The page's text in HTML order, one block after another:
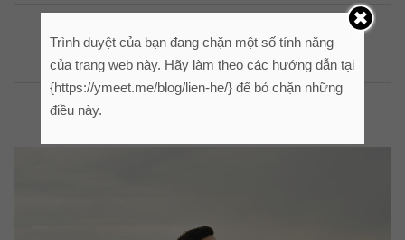
Trình duyệt của bạn đang chặn một số tính năng
của trang web này. Hãy làm theo các hướng dẫn tại
{https://ymeet.me/blog/lien-he/} để bỏ chặn những
điều này.